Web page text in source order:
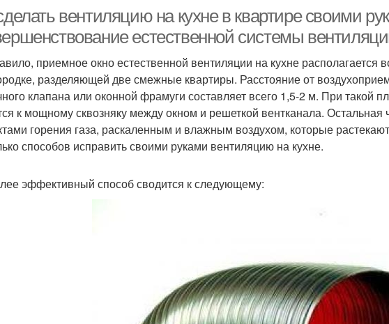
вытяжки
вентиляция
вентиляцию на кухне в квартире своими
естественной системы
приемное окно естественной вентиляции на кухне располагается
разделяющей две смежные квартиры. Расстояние от
клапана или оконной фрамуги составляет всего 1,5-2 м. При такой
к мощному сквозняку между окном и решеткой вентканала. Остальная
горения газа, раскаленным и влажным воздухом, которые
способов исправить своими руками вентиляцию на кухне.
эффективный способ сводится к следующему: